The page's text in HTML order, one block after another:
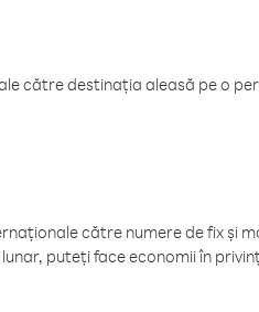
către destinația aleasă pe o
către numere de fix și
puteți face economii în